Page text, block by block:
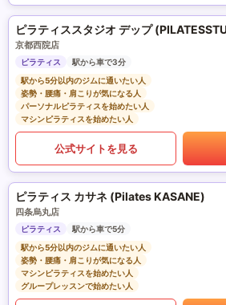
京都西院店
ピラティス
駅から車で3分
駅から5分以内のジムに通いたい人
姿勢・腰痛・肩こりが気になる人
パーソナルピラティスを始めたい人
マシンピラティスを始めたい人
公式サイトを見る
ピラティス カサネ (Pilates KASANE)
四条烏丸店
ピラティス
駅から車で5分
駅から5分以内のジムに通いたい人
姿勢・腰痛・肩こりが気になる人
マシンピラティスを始めたい人
グループレッスンで始めたい人